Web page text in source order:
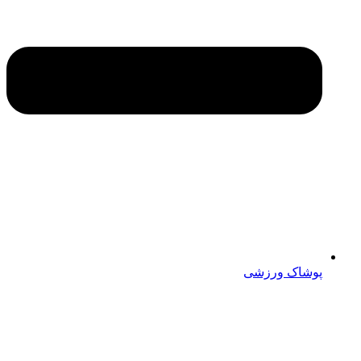
پوشاک ورزشی